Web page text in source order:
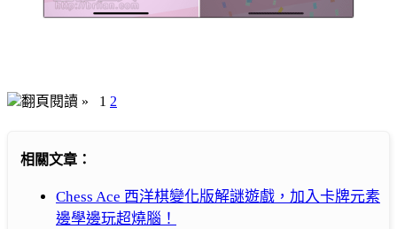
翻頁閱讀 » 1 2
相關文章：
Chess Ace 西洋棋變化版解謎遊戲，加入卡牌元素
邊學邊玩超燒腦！